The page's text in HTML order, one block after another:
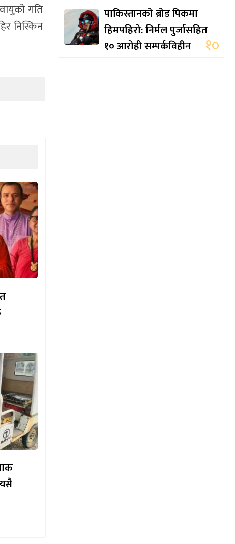
गति
निस्किन
पाकिस्तानको ब्रोड पिकमा
हिमपहिरो: निर्मल पुर्जासहित
१० आरोही सम्पर्कविहीन
१०